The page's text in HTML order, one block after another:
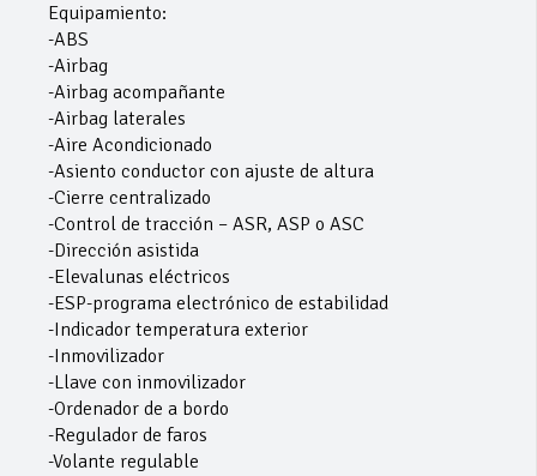
Equipamiento:
-ABS
-Airbag
-Airbag acompañante
-Airbag laterales
-Aire Acondicionado
-Asiento conductor con ajuste de altura
-Cierre centralizado
-Control de tracción – ASR, ASP o ASC
-Dirección asistida
-Elevalunas eléctricos
-ESP-programa electrónico de estabilidad
-Indicador temperatura exterior
-Inmovilizador
-Llave con inmovilizador
-Ordenador de a bordo
-Regulador de faros
-Volante regulable